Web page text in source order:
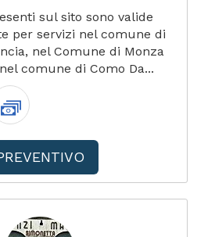
sul sito sono valide
per servizi nel comune di
nel Comune di Monza
comune di Como Da...